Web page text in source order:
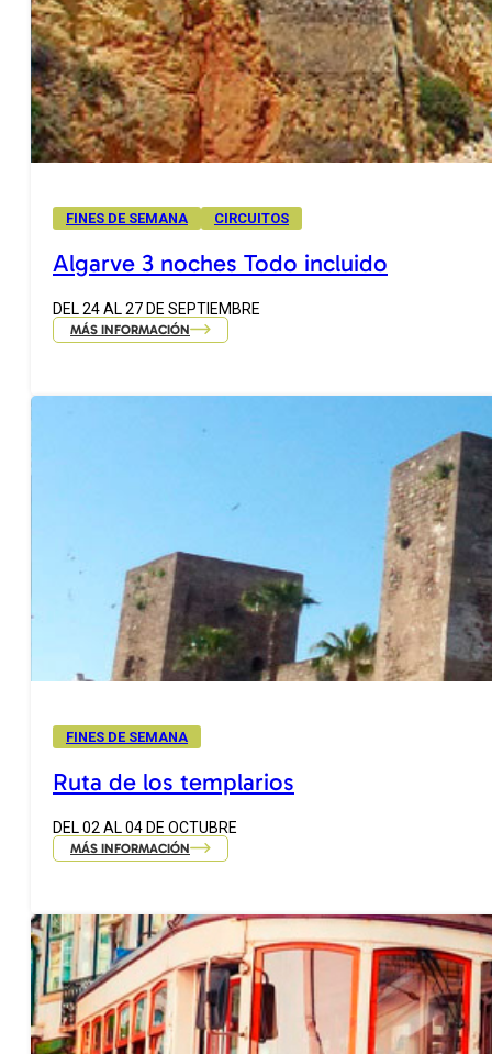
FINES DE SEMANA CIRCUITOS
Algarve 3 noches Todo incluido
DEL 24 AL 27 DE SEPTIEMBRE
MÁS INFORMACIÓN
FINES DE SEMANA
Ruta de los templarios
DEL 02 AL 04 DE OCTUBRE
MÁS INFORMACIÓN